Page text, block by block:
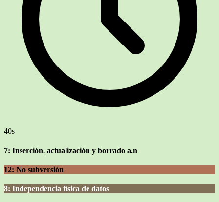
40s
7: Inserción, actualización y borrado a.n
12: No subversión
8: Independencia física de datos